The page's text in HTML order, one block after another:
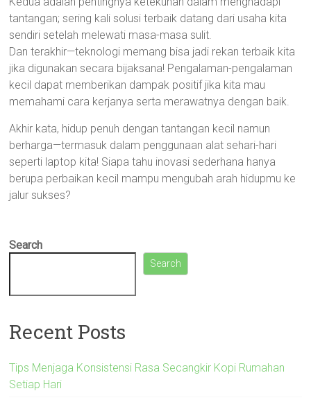
tantangan; sering kali solusi terbaik datang dari usaha kita
sendiri setelah melewati masa-masa sulit.
Dan terakhir—teknologi memang bisa jadi rekan terbaik kita
jika digunakan secara bijaksana! Pengalaman-pengalaman
kecil dapat memberikan dampak positif jika kita mau
memahami cara kerjanya serta merawatnya dengan baik.
Akhir kata, hidup penuh dengan tantangan kecil namun
berharga—termasuk dalam penggunaan alat sehari-hari
seperti laptop kita! Siapa tahu inovasi sederhana hanya
berupa perbaikan kecil mampu mengubah arah hidupmu ke
jalur sukses?
Search
Search
Recent Posts
Tips Menjaga Konsistensi Rasa Secangkir Kopi Rumahan
Setiap Hari